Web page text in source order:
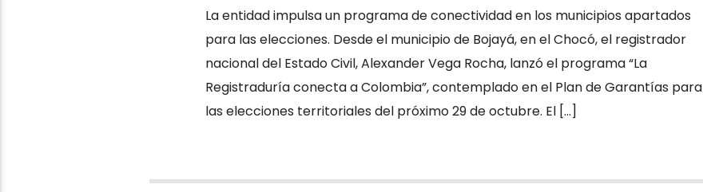
La entidad impulsa un programa de conectividad en los municipios apartados
para las elecciones. Desde el municipio de Bojayá, en el Chocó, el registrador
nacional del Estado Civil, Alexander Vega Rocha, lanzó el programa “La
Registraduría conecta a Colombia”, contemplado en el Plan de Garantías para
las elecciones territoriales del próximo 29 de octubre. El […]